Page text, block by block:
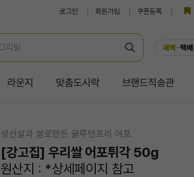
로그인 회원가입 쿠폰등록
라운지 맞춤도시락 브랜드직송관
생선살과 쌀로만든 글루텐프리 어포
[강고집] 우리쌀 어포튀각 50g
원산지 : *상세페이지 참고